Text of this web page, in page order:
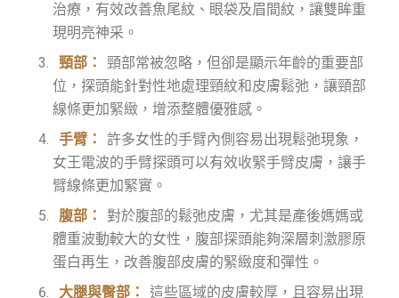
治療，有效改善魚尾紋、眼袋及眉間紋，讓雙眸重
現明亮神采。
頸部：
頸部常被忽略，但卻是顯示年齡的重要部
位，探頭能針對性地處理頸紋和皮膚鬆弛，讓頸部
線條更加緊緻，增添整體優雅感。
手臂：
許多女性的手臂內側容易出現鬆弛現象，
女王電波的手臂探頭可以有效收緊手臂皮膚，讓手
臂線條更加緊實。
腹部：
對於腹部的鬆弛皮膚，尤其是產後媽媽或
體重波動較大的女性，腹部探頭能夠深層刺激膠原
蛋白再生，改善腹部皮膚的緊緻度和彈性。
大腿與臀部：
這些區域的皮膚較厚，且容易出現